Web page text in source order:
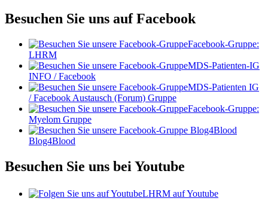
Besuchen Sie uns auf Facebook
Facebook-Gruppe:
LHRM
MDS-Patienten-IG
INFO / Facebook
MDS-Patienten IG
/ Facebook Austausch (Forum) Gruppe
Facebook-Gruppe:
Myelom Gruppe
Blog4Blood
Besuchen Sie uns bei Youtube
LHRM auf Youtube